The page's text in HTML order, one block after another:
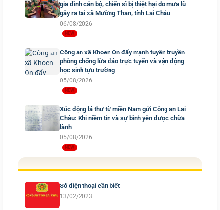
gia đình cán bộ, chiến sĩ bị thiệt hại do mưa lũ
gây ra tại xã Mường Than, tỉnh Lai Châu
06/08/2026
Công an xã Khoen On đẩy mạnh tuyên truyền
phòng chống lừa đảo trực tuyến và vận động
học sinh tựu trường
05/08/2026
Xúc động lá thư từ miền Nam gửi Công an Lai
Châu: Khi niềm tin và sự bình yên được chữa
lành
05/08/2026
Số điện thoại cần biết
13/02/2023